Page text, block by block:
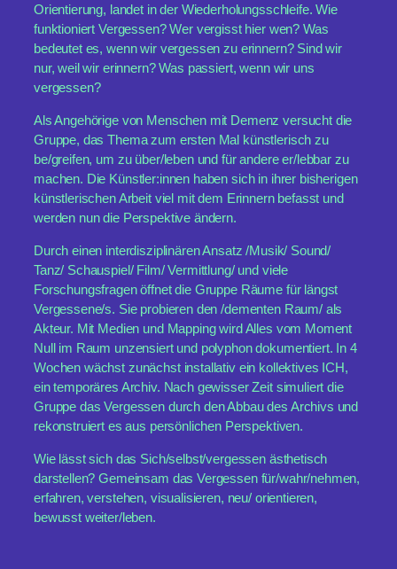
Orientierung, landet in der Wiederholungsschleife. Wie
funktioniert Vergessen? Wer vergisst hier wen? Was
bedeutet es, wenn wir vergessen zu erinnern? Sind wir
nur, weil wir erinnern? Was passiert, wenn wir uns
vergessen?
Als Angehörige von Menschen mit Demenz versucht die
Gruppe, das Thema zum ersten Mal künstlerisch zu
be/greifen, um zu über/leben und für andere er/lebbar zu
machen. Die Künstler:innen haben sich in ihrer bisherigen
künstlerischen Arbeit viel mit dem Erinnern befasst und
werden nun die Perspektive ändern.
Durch einen interdisziplinären Ansatz /Musik/ Sound/
Tanz/ Schauspiel/ Film/ Vermittlung/ und viele
Forschungsfragen öffnet die Gruppe Räume für längst
Vergessene/s. Sie probieren den /dementen Raum/ als
Akteur. Mit Medien und Mapping wird Alles vom Moment
Null im Raum unzensiert und polyphon dokumentiert. In 4
Wochen wächst zunächst installativ ein kollektives ICH,
ein temporäres Archiv. Nach gewisser Zeit simuliert die
Gruppe das Vergessen durch den Abbau des Archivs und
rekonstruiert es aus persönlichen Perspektiven.
Wie lässt sich das Sich/selbst/vergessen ästhetisch
darstellen? Gemeinsam das Vergessen für/wahr/nehmen,
erfahren, verstehen, visualisieren, neu/ orientieren,
bewusst weiter/leben.